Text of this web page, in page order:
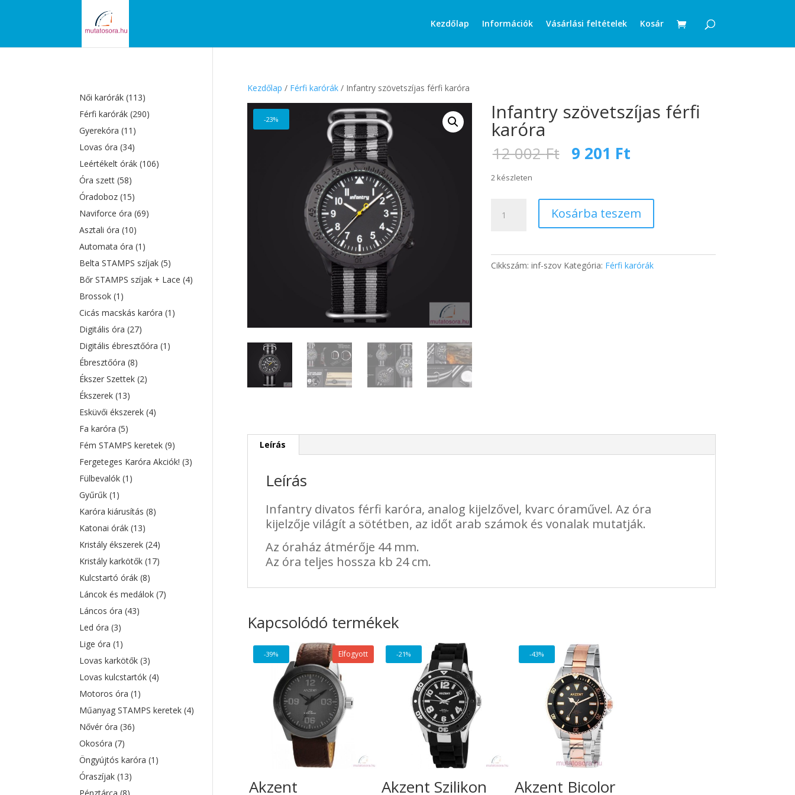
Kezdőlap Információk Vásárlási feltételek Kosár
search
Kezdőlap / Férfi karórák/ Infantry szövetszíjas férfi karóra
-23% Infantry szövetszíjas férfi
karóra
12 002Ft Original
price
12
002 Ft.
9 201 Ft
9
201 Ft.
2 készleten
szövetszíjas
mennyiség
Kosárba teszem
Cikkszám: inf-szov Kategória: Férfi karórák
Leírás
Leírás
Infantry divatos férfi karóra, analog kijelzővel, kvarc óraművel. Az óra
kijelzője világít a sötétben, az időt arab számok és vonalak mutatják.
Az óraház átmérője 44 mm.
Az óra teljes hossza kb 24 cm.
Kapcsolódó termékek
-39% Elfogyott
Akzent
-21%
Akzent Szilikon
-43%
Akzent Bicolor
Női karórák(113)
Férfi karórák(290)
Gyerekóra(11)
Lovas óra(34)
Leértékelt órák(106)
Óra szett(58)
Óradoboz(15)
Naviforce óra(69)
Asztali óra(10)
Automata óra(1)
Belta STAMPS szíjak(5)
Bőr STAMPS szíjak + Lace(4)
Brossok(1)
Cicás macskás karóra(1)
Digitális óra(27)
Digitális ébresztőóra(1)
Ébresztőóra(8)
Ékszer Szettek(2)
Ékszerek(13)
Esküvői ékszerek(4)
Fa karóra(5)
Fém STAMPS keretek(9)
Fergeteges Karóra Akciók!(3)
Fülbevalók(1)
Gyűrűk(1)
Karóra kiárusítás(8)
Katonai órák(13)
Kristály ékszerek(24)
Kristály karkötők(17)
Kulcstartó órák(8)
Láncok és medálok(7)
Láncos óra(43)
Led óra(3)
Lige óra(1)
Lovas karkötők(3)
Lovas kulcstartók(4)
Motoros óra(1)
Műanyag STAMPS keretek(4)
Nővér óra(36)
Okosóra(7)
Öngyújtós karóra(1)
Óraszíjak(13)